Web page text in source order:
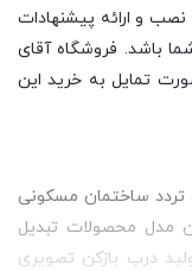
نصب و ارائه پیشنهادات
باشد. فروشگاه آقای
تمایل به خرید این
تردد ساختمان مسکونی
مدل محصولات تبدیل
درب بازکن تصویری